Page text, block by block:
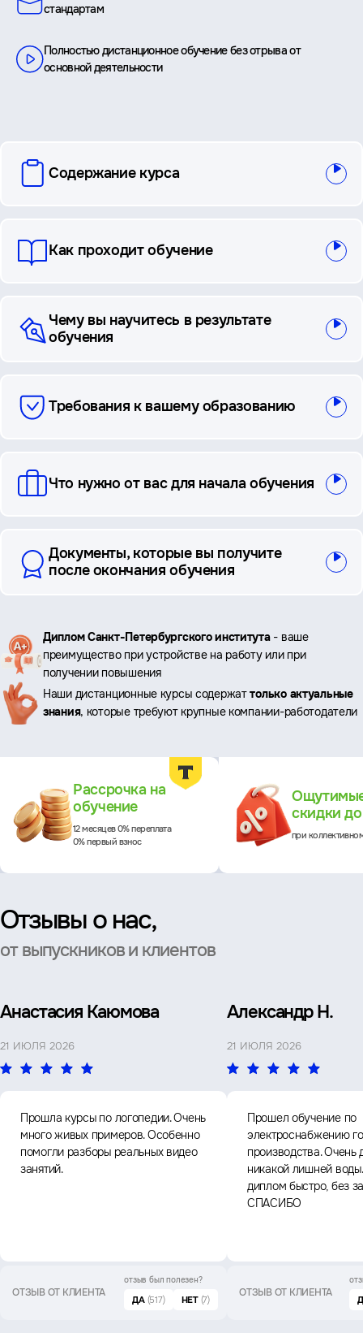
стандартам
Полностью дистанционное обучение без отрыва от
основной деятельности
вопросы
Содержание курса
Как проходит обучение
Чему вы научитесь в результате
обучения
Требования к вашему образованию
Что нужно от вас для начала обучения
Документы, которые вы получите
после окончания обучения
Ключевые
преимущества
Диплом Санкт-Петербургского института- ваше
преимущество при устройстве на работу или при
получении повышения
Наши дистанционные курсы содержаттолько актуальные
знания, которые требуют крупные компании-работодатели
Рассрочка на
обучение
12 месяцев 0% переплата
0% первый взнос
скидки
при
Отзывы о нас,
от выпускников и клиентов
Анастасия Каюмова
21 ИЮЛЯ 2026
Прошла курсы по логопедии. Очень
много живых примеров. Особенно
помогли разборы реальных видео
занятий.
ОТЗЫВ ОТ КЛИЕНТА
отзыв был полезен?
ДА (517) НЕТ (7)
Александр Н.
21 ИЮЛЯ 2026
Прошел обучение по
электроснабжению
производства. Очень
никакой лишней
диплом быстро, без
СПАСИБО
ОТЗЫВ ОТ КЛИЕНТА